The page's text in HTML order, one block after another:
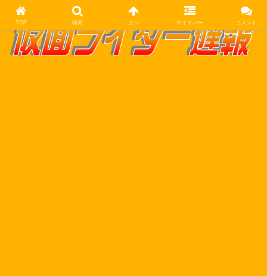
TOP 検索 上へ サイドバー コメント